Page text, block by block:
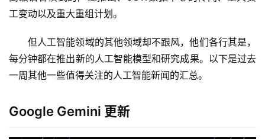
工变动以及重大重组计划。
但人工智能领域的其他领域却不跟风，他们各行其是，
每分钟都在推出新的人工智能模型和研究成果。以下是过去
一周其他一些值得关注的人工智能新闻的汇总。
Google Gemini 更新